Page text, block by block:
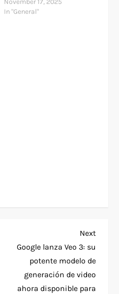
In "General"
Next
Next
Google lanza Veo 3: su
potente modelo de
generación de video
ahora disponible para